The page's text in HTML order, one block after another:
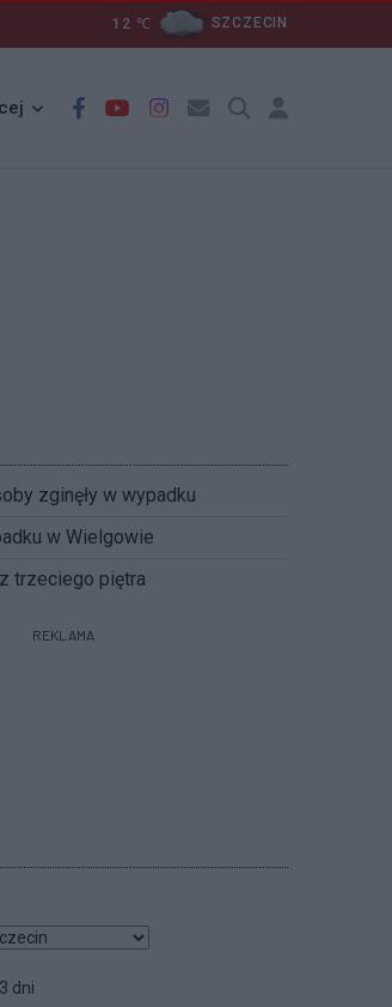
12 ℃ SZCZECIN
zginęły w wypadku
w Wielgowie
trzeciego piętra
REKLAMA
dni